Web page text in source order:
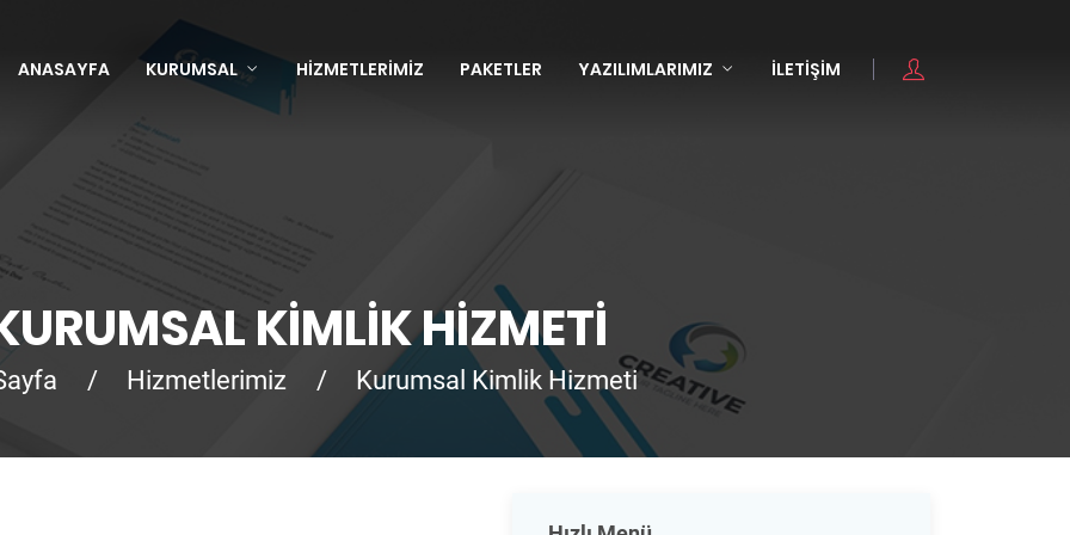
ANASAYFA KURUMSAL HIZMETLERIMIZ PAKETLER YAZILIMLARIMIZ İLETIŞIM
KIMLIK HIZMETI
/ Hizmetlerimiz / Kurumsal Kimlik Hizmeti